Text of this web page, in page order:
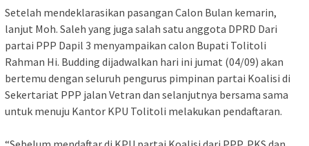
Setelah mendeklarasikan pasangan Calon Bulan kemarin,
lanjut Moh. Saleh yang juga salah satu anggota DPRD Dari
partai PPP Dapil 3 menyampaikan calon Bupati Tolitoli
Rahman Hi. Budding dijadwalkan hari ini jumat (04/09) akan
bertemu dengan seluruh pengurus pimpinan partai Koalisi di
Sekertariat PPP jalan Vetran dan selanjutnya bersama sama
untuk menuju Kantor KPU Tolitoli melakukan pendaftaran.